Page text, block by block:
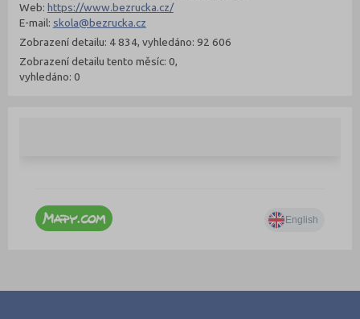
Web: https://www.bezrucka.cz/
E-mail: skola@bezrucka.cz
Zobrazení detailu: 4 834, vyhledáno: 92 606
Zobrazení detailu tento měsíc: 0,
vyhledáno: 0